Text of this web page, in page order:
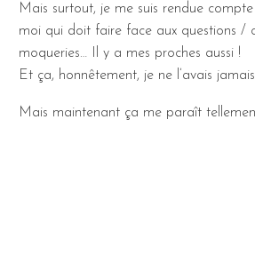
Mais surtout, je me suis rendue compte
moi qui doit faire face aux questions /
moqueries… Il y a mes proches aussi !
Et ça, honnêtement, je ne l’avais
Mais maintenant ça me paraît